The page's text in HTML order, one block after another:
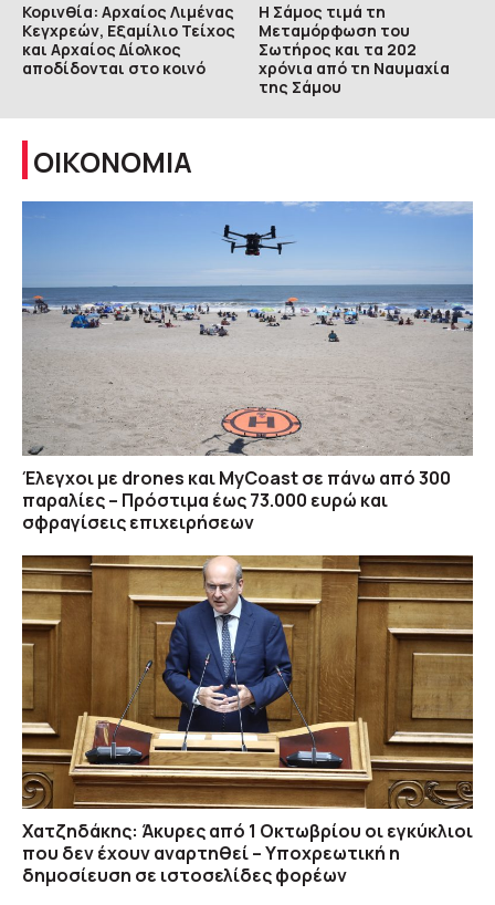
Κορινθία: Αρχαίος Λιμένας
Κεγχρεών, Εξαμίλιο Τείχος
και Aρχαίος Δίολκος
αποδίδονται στο κοινό
Η Σάμος τιμά τη
Μεταμόρφωση του
Σωτήρος και τα 202
χρόνια από τη Ναυμαχία
της Σάμου
ΟΙΚΟΝΟΜΙΑ
Έλεγχοι με drones και MyCoast σε πάνω από 300
παραλίες – Πρόστιμα έως 73.000 ευρώ και
σφραγίσεις επιχειρήσεων
Χατζηδάκης: Άκυρες από 1 Οκτωβρίου οι εγκύκλιοι
που δεν έχουν αναρτηθεί – Υποχρεωτική η
δημοσίευση σε ιστοσελίδες φορέων